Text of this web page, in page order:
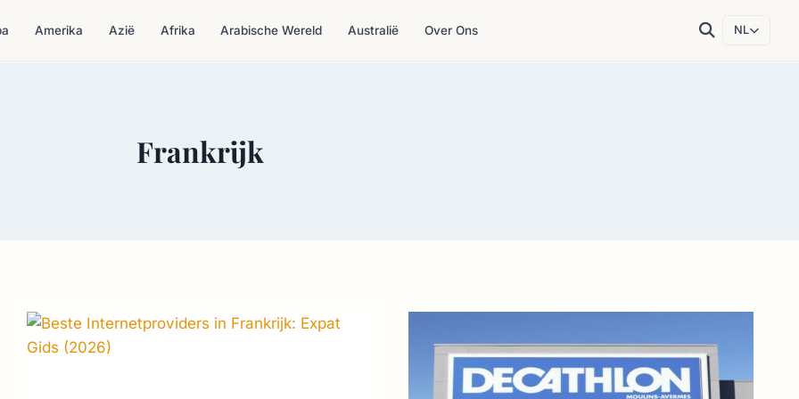
Amerika Azië Afrika Arabische Wereld Australië Over Ons NL
Frankrijk